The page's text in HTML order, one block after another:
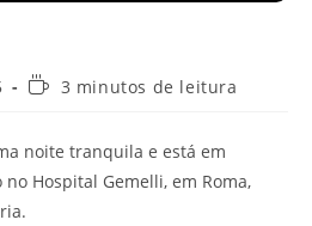
Tempo3 minutos de leitura
noite tranquila e está em
Hospital Gemelli, em Roma,